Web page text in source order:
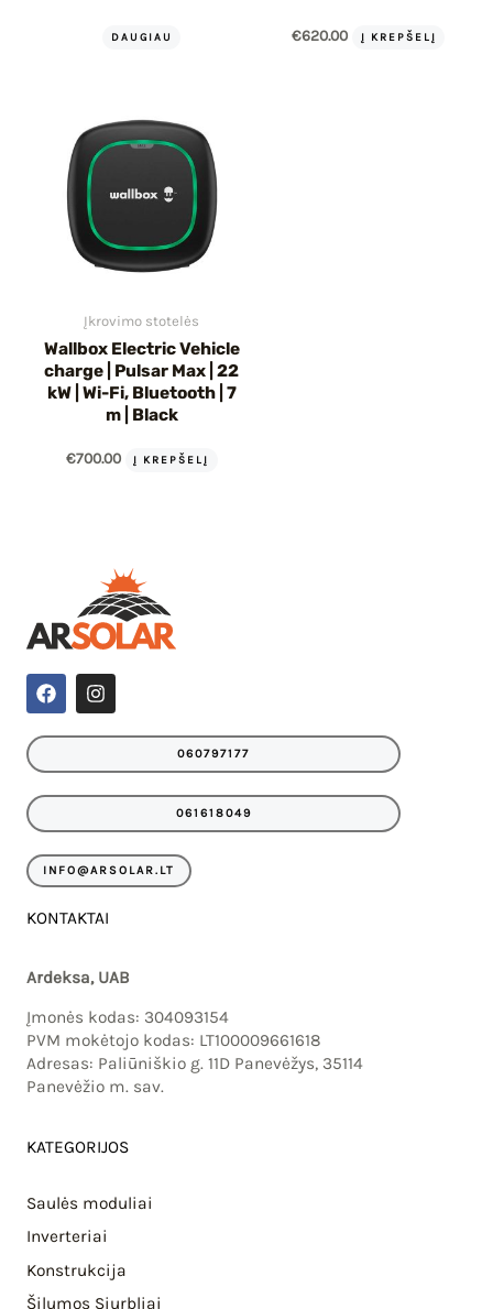
DAUGIAU €620.00 Į KREPŠELĮ
Įkrovimo stotelės
Wallbox Electric Vehicle
charge | Pulsar Max | 22
kW | Wi-Fi, Bluetooth | 7
m | Black
€700.00 Į KREPŠELĮ
F
a
e
o
I
n
t
r
060797177
061618049
INFO@ARSOLAR.LT
KONTAKTAI
Ardeksa, UAB
Įmonės kodas: 304093154
PVM mokėtojo kodas: LT100009661618
Adresas: Paliūniškio g. 11D Panevėžys, 35114
Panevėžio m. sav.
KATEGORIJOS
Saulės moduliai
Inverteriai
Konstrukcija
Šilumos Siurbliai